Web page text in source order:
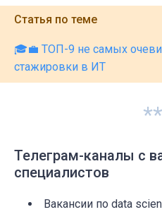
Статья по теме
🎓💼 ТОП-9 не самых
стажировки в ИТ
Телеграм-каналы с
специалистов
Вакансии по data